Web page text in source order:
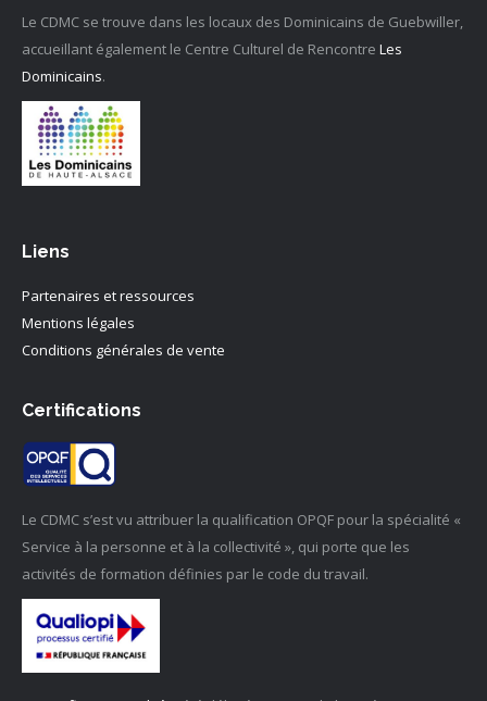
Le CDMC se trouve dans les locaux des Dominicains de Guebwiller,
accueillant également le Centre Culturel de Rencontre Les
Dominicains.
Liens
Partenaires et ressources
Mentions légales
Conditions générales de vente
Certifications
Le CDMC s’est vu attribuer la qualification OPQF pour la spécialité «
Service à la personne et à la collectivité », qui porte que les
activités de formation définies par le code du travail.